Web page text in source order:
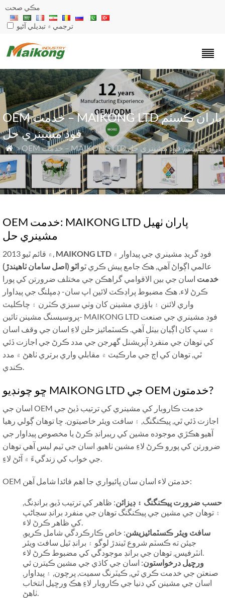
مڪي صحت
ترجمي ۾ تبديلي آڻيو
OEM خدمت – MAIKONG LTD پاران ڪسٽم
فوڊ مشينري حل
 » OEM خدمت – MAIKONG LTD پاران ڪسٽم فوڊ مشينري حل
OEM خدمت: MAIKONG LTD پاران ٺهيل
مشينري حل
۾ قائم ٿيو 2013, MAIKONG LTD
عالمي اڳواڻ آهي, هڪ جامع پيش ڪري ٿو اٽو (اصل سامان ٺاهيندڙ)
خدمت اسان جي بين الاقوامي گراهڪن جي مختلف ضرورتن کي پورا
ڪرڻ لاء. هڪ مضبوط پراڊڪٽ لائين اپ سان- ڊمپلنگ جي پيداوار
واري لائنن ۽ باؤزي مشينن کان وٺي سبزي ڪٽرن ۽ چاڪليٽ
پروسيسنگ مشينن تائين- MAIKONG LTD فوڊ مشينري جي صنعت
۾ سڀ کان اڳيان بيٺل آهي. ڪسٽمائيز حلن لاءِ اسان جي وقف اسان
کي توهان جي منفرد آپريشنل گهرجن جي مدد ڪرڻ جي اجازت ڏئي
ٿي, توهان کي اڄ جي مارڪيٽ ۾ مقابلي واري برتري ٺاهڻ ۾ مدد
ڪندي.
ڇو چونڊيو MAIKONG LTD جي OEM خدمتون?
اسان جي OEM خدمت ڪاروبار کي مشينري کي ترتيب ڏيڻ جي
اجازت ڏئي ٿي, پيڪنگنگ, ۽ سافٽ ويئر خاصيتون. ڇا توھان ڳولي رھيا
آھيو ھڪڙي موجوده مشين کي ريبرانڊ ڪرڻ يا مخصوص پيداوار جي
ضرورتن کي پورو ڪرڻ لاءِ مشين ٺاھيو, اسان جي ٽيم ليس آهي توهان
جي خواب کي زندگيءَ ۾ آڻڻ لاءِ.
OEM خدمتن لاء اسان سان ڀائيواري جا اهم فائدا شامل آهن:
حسب ضرورت پيڪنگنگ ۽ ڊيزائن: ظاهر کي ترتيب ڏيو, برانڊنگ,
۽ توهان جي مشين جي پيڪنگنگ توهان جي منفرد برانڊ سڃاڻپ
کي ظاهر ڪرڻ لاء.
سافٽ ويئر ڪسٽمائيزيشن: خاص ڪارڪردگي شامل ڪريو,
جيئن ته ڪسٽم شروع ٿيندڙ لوگو ۽ برانڊ ٿيل سافٽ ويئر
انٽرفيس, توهان جي برانڊ موجودگي کي مضبوط ڪرڻ لاء.
ورڇيل درخواستون: اسان جي کاڌي جي مشين ڪيترن ئي
صنعتن جي خدمت ڪري ٿي, ڪيٽرنگ سميت, پرچون, ۽ پيداوار,
اسان جي مشينن کي دنيا جي ڪاروبار لاءِ هڪ ورڇيل انتخاب
ٺاهڻ.